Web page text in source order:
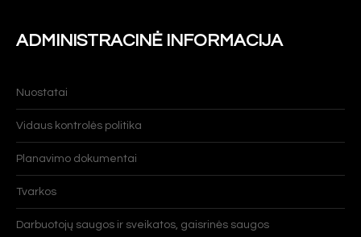
ADMINISTRACINĖ INFORMACIJA
Nuostatai
Vidaus kontrolės politika
Planavimo dokumentai
Tvarkos
Darbuotojų saugos ir sveikatos, gaisrinės saugos